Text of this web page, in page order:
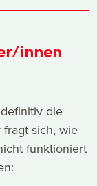
innen
die
fragt sich, wie
funktioniert